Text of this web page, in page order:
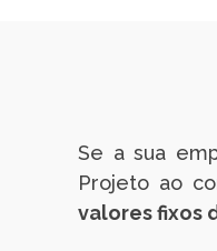
Se a sua
Projeto ao
valores fixos